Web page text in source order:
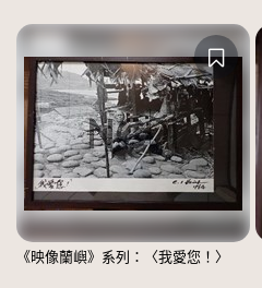
《映像蘭嶼》系列：〈我愛您！〉